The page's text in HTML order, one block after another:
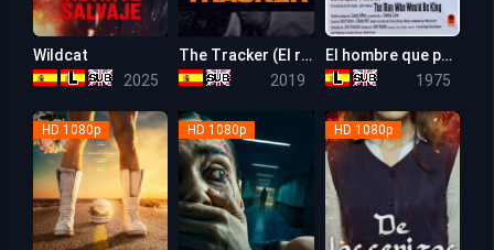
Wildcat
2025
The Tracker (El rastreador)
2019
7.7
El hombre que pudo reinar
1975
HD 1080p HD 1080p HD 1080p